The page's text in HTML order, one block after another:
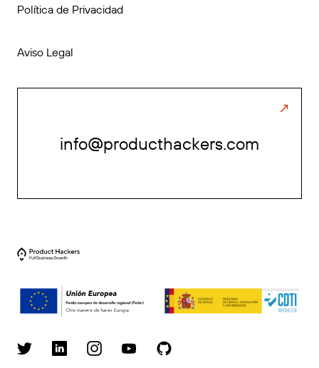
Política de Privacidad
Aviso Legal
info@producthackers.com